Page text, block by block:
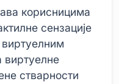
корисницима
сензације
виртуелне
стварности